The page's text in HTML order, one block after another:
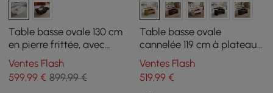
Table basse ovale 130 cm
en pierre frittée, avec
rangement
Ventes Flash
599,99 € 899,99 €
Table basse ovale
cannelée 119 cm à plateau
relevable, finition naturelle
Ventes Flash
519,99€